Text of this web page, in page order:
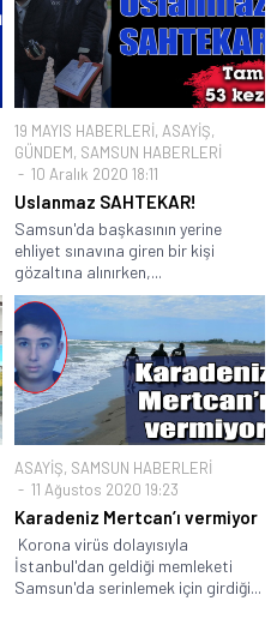
19 MAYIS HABERLERİ, ASAYİŞ,
GÜNDEM, SAMSUN HABERLERİ
10 Aralık 2020 18:11
Uslanmaz SAHTEKAR!
Samsun'da başkasının yerine
ehliyet sınavına giren bir kişi
gözaltına alınırken,...
ASAYİŞ, SAMSUN HABERLERİ
11 Ağustos 2020 19:23
Karadeniz Mertcan’ı vermiyor
Korona virüs dolayısıyla
İstanbul'dan geldiği memleketi
Samsun'da serinlemek için girdiği...